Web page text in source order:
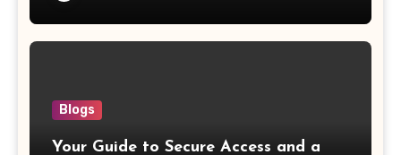
Blogs
Your Guide to Secure Access and a